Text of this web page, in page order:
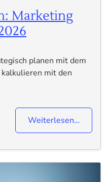
Marketing
planen mit dem
mit den
Weiterlesen…